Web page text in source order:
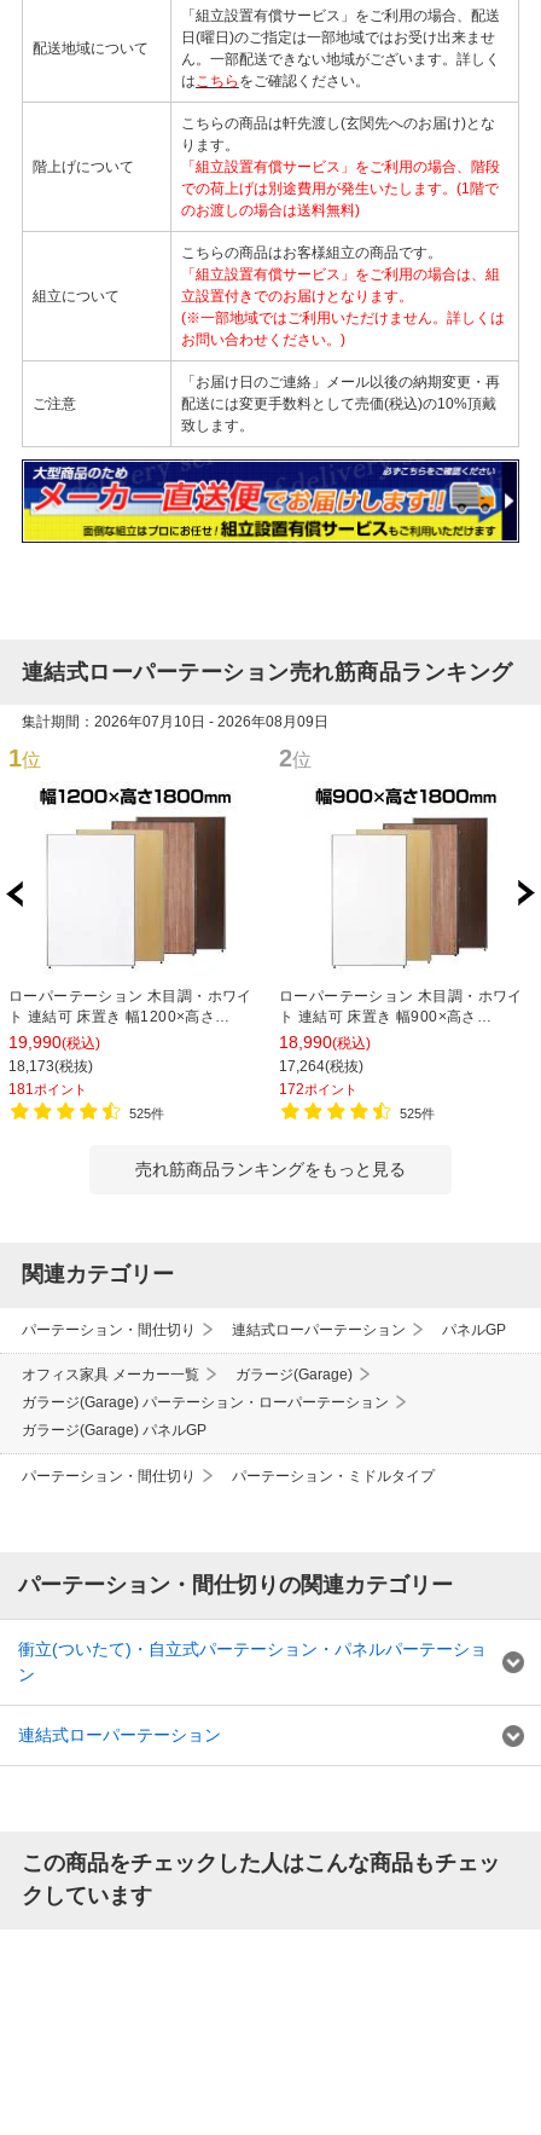
配送地域について
「組立設置有償サービス」をご利用の場合、配送
日(曜日)のご指定は一部地域ではお受け出来ませ
ん。一部配送できない地域がございます。詳しく
はこちら をご確認ください。
階上げについて
こちらの商品は軒先渡し(玄関先へのお届け)とな
ります。
「組立設置有償サービス」をご利用の場合、階段
での荷上げは別途費用が発生いたします。(1階で
のお渡しの場合は送料無料)
組立について
こちらの商品はお客様組立の商品です。
「組立設置有償サービス」をご利用の場合は、組
立設置付きでのお届けとなります。
(※一部地域ではご利用いただけません。詳しくは
お問い合わせください。)
ご注意
「お届け日のご連絡」メール以後の納期変更・再
配送には変更手数料として売価(税込)の10%頂戴
致します。
連結式ローパーテーション売れ筋商品ランキング
集計期間：2026年07月10日 - 2026年08月09日
1位
ローパーテーション 木目調・ホワイ
ト 連結可 床置き 幅1200×高さ
1800mm パーティション 衝立 間仕切
り オフィス 目隠し
19,990(税込)
18,173(税抜)
181ポイント
525件
2位
ローパーテーション 木目調・ホワイ
ト 連結可 床置き 幅900×高さ
1800mm パーティション 衝立 間仕切
り オフィス 目隠し
18,990(税込)
17,264(税抜)
172ポイント
525件
売れ筋商品ランキングをもっと見る
関連カテゴリー
パーテーション・間仕切り 連結式ローパーテーション パネルGP
オフィス家具 メーカー一覧
ガラージ(Garage)
ガラージ(Garage) パーテーション・ローパーテーション
ガラージ(Garage) パネルGP
パーテーション・間仕切り パーテーション・ミドルタイプ
パーテーション・間仕切りの関連カテゴリー
衝立(ついたて)・自立式パーテーション・パネルパーテーショ
ン
連結式ローパーテーション
この商品をチェックした人はこんな商品もチェッ
クしています